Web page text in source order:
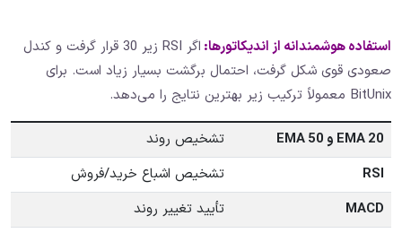
استفاده هوشمندانه از اندیکاتورها:
اگر RSI زیر 30 قرار گرفت و کندل
صعودی قوی شکل گرفت، احتمال برگشت بسیار زیاد است. برای
BitUnix معمولاً ترکیب زیر بهترین نتایج را می‌دهد.
EMA 20 و
تشخیص روند
RSI
تشخیص اشباع خرید/فروش
MACD
تأیید تغییر روند